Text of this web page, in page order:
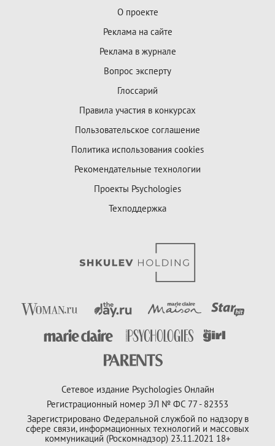
О проекте
Реклама на сайте
Реклама в журнале
Вопрос эксперту
Глоссарий
Правила участия в конкурсах
Пользовательское соглашение
Политика использования cookies
Рекомендательные технологии
Проекты Psychologies
Техподдержка
Сетевое издание Psychologies Онлайн
Регистрационный номер ЭЛ № ФС 77 - 82353
Зарегистрировано Федеральной службой по надзору в
сфере связи, информационных технологий и массовых
коммуникаций (Роскомнадзор) 23.11.2021 18+